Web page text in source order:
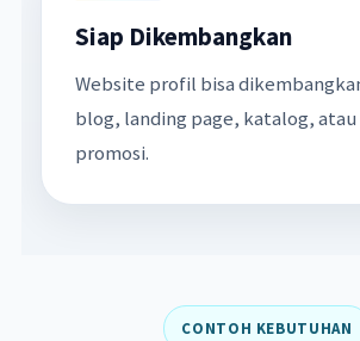
Siap Dikembangkan
Website profil bisa
blog, landing page, katalog, atau
promosi.
CONTOH KEBUTUHAN